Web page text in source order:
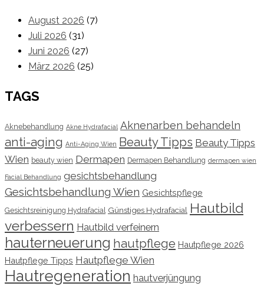
August 2026 (7)
Juli 2026 (31)
Juni 2026 (27)
März 2026 (25)
TAGS
Aknebehandlung Akne Hydrafacial Aknenarben behandeln
anti-aging Anti-Aging Wien Beauty Tipps Beauty Tipps
Wien beauty wien Dermapen Dermapen Behandlung dermapen wien
Facial Behandlung gesichtsbehandlung
Gesichtsbehandlung Wien Gesichtspflege
Gesichtsreinigung Hydrafacial Günstiges Hydrafacial Hautbild
verbessern Hautbild verfeinern
hauterneuerung hautpflege Hautpflege 2026
Hautpflege Tipps Hautpflege Wien
Hautregeneration hautverjüngung